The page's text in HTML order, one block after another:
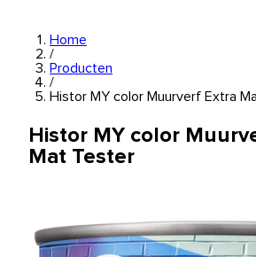
Home
/
Producten
/
Histor MY color Muurverf Extra
Histor MY color
Mat Tester